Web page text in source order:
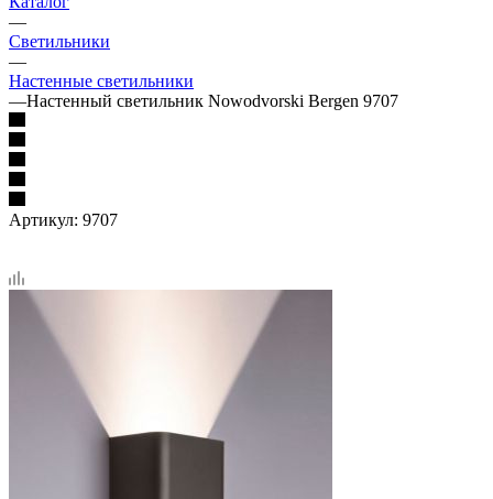
—
Светильники
—
Настенные светильники
—Настенный светильник Nowodvorski Bergen 9707
Артикул: 9707